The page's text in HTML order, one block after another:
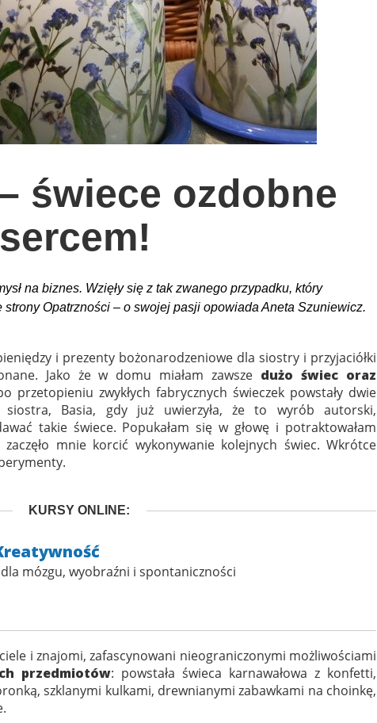
świece ozdobne
na biznes. Wzięły się z tak zwanego przypadku, który
strony Opatrzności – o swojej pasji opowiada Aneta Szuniewicz.
i prezenty bożonarodzeniowe dla siostry i przyjaciółki
Jako że w domu miałam zawsze dużo świec oraz
przetopieniu zwykłych fabrycznych świeczek powstały dwie
Basia, gdy już uwierzyła, że to wyrób autorski,
takie świece. Popukałam się w głowę i potraktowałam
mnie korcić wykonywanie kolejnych świec. Wkrótce
KURSY ONLINE:
mózgu, wyobraźni i spontaniczności
i znajomi, zafascynowani nieograniczonymi możliwościami
przedmiotów: powstała świeca karnawałowa z konfetti,
szklanymi kulkami, drewnianymi zabawkami na choinkę,